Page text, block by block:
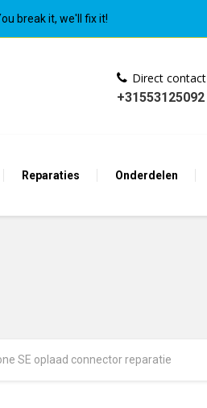
break it, we'll fix it!
Reparaties Onderdelen
Direct contact
+31553125092
SE oplaad connector reparatie